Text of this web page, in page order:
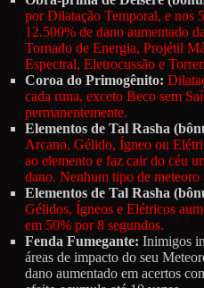
por Dilatação Temporal, e nos
12.500% de dano aumentado
Tornado de Energia, Projétil
Espectral, Eletrocussão e
Coroa do Primogênito:
cada runa, exceto Beco sem
permanentemente.
Elementos de Tal Rasha
Arcano, Gélido, Ígneo ou
ao elemento e faz cair do céu
dano. Nenhum tipo de meteoro
Elementos de Tal Rasha
Gélidos, Ígneos e Elétricos
em 50% por 8 segundos.
Fenda Fumegante: Inimigos
áreas de impacto do seu
dano aumentado em acertos